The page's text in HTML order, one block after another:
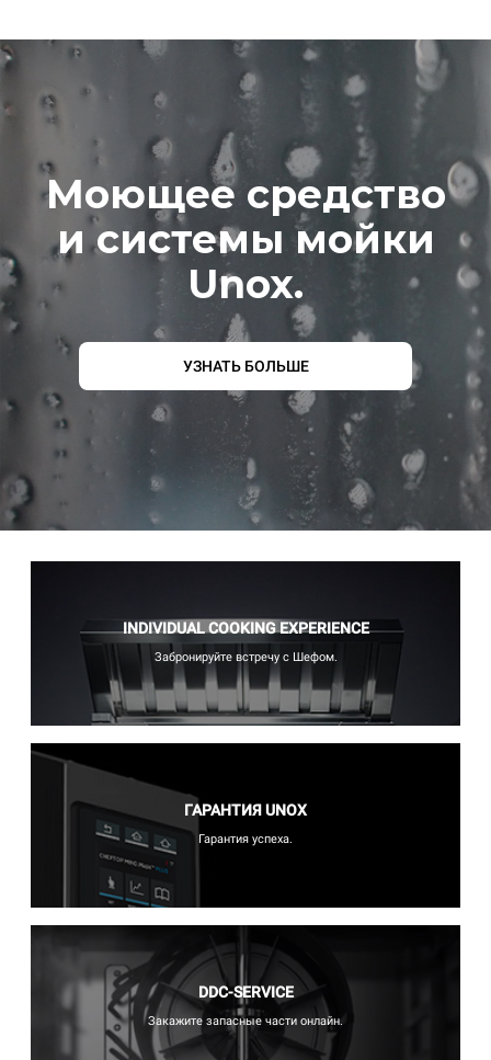
Моющее средство
и системы мойки
Unox.
УЗНАТЬ БОЛЬШЕ
INDIVIDUAL COOKING EXPERIENCE
Забронируйте встречу с Шефом.
ГАРАНТИЯ UNOX
Гарантия успеха.
DDC-SERVICE
Закажите запасные части онлайн.